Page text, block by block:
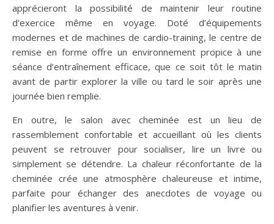
apprécieront la possibilité de maintenir leur routine
d’exercice même en voyage. Doté d’équipements
modernes et de machines de cardio-training, le centre de
remise en forme offre un environnement propice à une
séance d’entraînement efficace, que ce soit tôt le matin
avant de partir explorer la ville ou tard le soir après une
journée bien remplie.
En outre, le salon avec cheminée est un lieu de
rassemblement confortable et accueillant où les clients
peuvent se retrouver pour socialiser, lire un livre ou
simplement se détendre. La chaleur réconfortante de la
cheminée crée une atmosphère chaleureuse et intime,
parfaite pour échanger des anecdotes de voyage ou
planifier les aventures à venir.